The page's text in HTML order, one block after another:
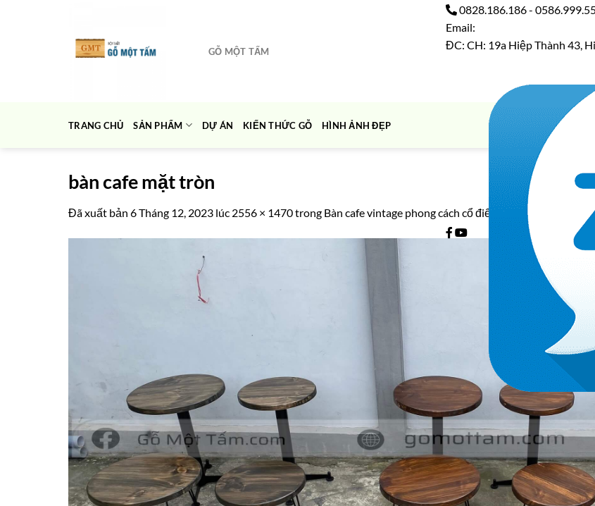
GỖ MỘT TẤM
0828.186.186-
Email:
ĐC: CH: 19a Hiệp Thành 43,
TRANG CHỦ SẢN PHẨM DỰ ÁN KIẾN THỨC GỖ HÌNH ẢNH ĐẸP
bàn cafe mặt tròn
Đã xuất bản 6 Tháng 12, 2023 lúc 2556 × 1470trong Bàn cafe vintage phong cách cổ điển